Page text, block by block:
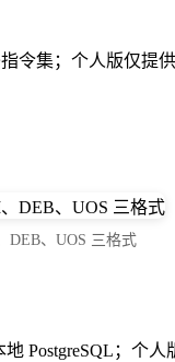
；个人版仅提供
DEB、UOS 三格式
PostgreSQL；个